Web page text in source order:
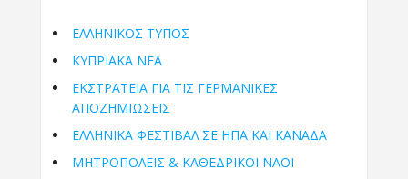
ΕΛΛΗΝΙΚΟΣ ΤΥΠΟΣ
ΚΥΠΡΙΑΚΑ ΝΕΑ
ΕΚΣΤΡΑΤΕΙΑ ΓΙΑ ΤΙΣ ΓΕΡΜΑΝΙΚΕΣ
ΑΠΟΖΗΜΙΩΣΕΙΣ
ΕΛΛΗΝΙΚΆ ΦΕΣΤΙΒΆΛ ΣΕ ΗΠΑ ΚΑΙ ΚΑΝΑΔΑ
ΜΗΤΡΟΠΌΛΕΙΣ & ΚΑΘΕΔΡΙΚΟΊ ΝΑΟΊ